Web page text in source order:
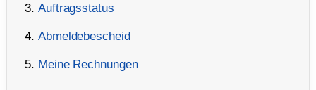
Auftragsstatus
Abmeldebescheid
Meine Rechnungen